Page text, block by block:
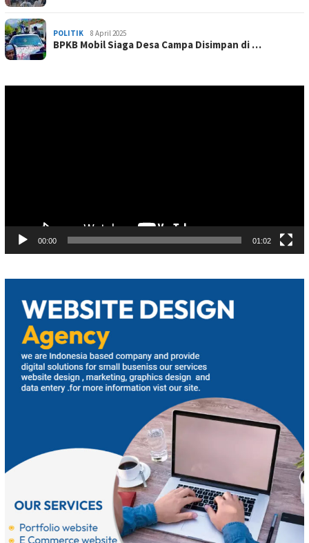
POLITIK 8 April 2025
BPKB Mobil Siaga Desa Campa Disimpan di …
00:00 01:02